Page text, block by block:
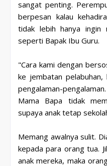
sangat penting.
berpesan kalau
tidak lebih hanya ingin
seperti Bapak Ibu Guru.
"Cara kami dengan
ke jembatan
pengalaman-
Mama Bapa tidak
supaya anak tetap
Memang awalnya sulit.
kepada para orang tua.
anak mereka, maka